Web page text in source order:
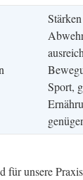
Sport,
für unsere